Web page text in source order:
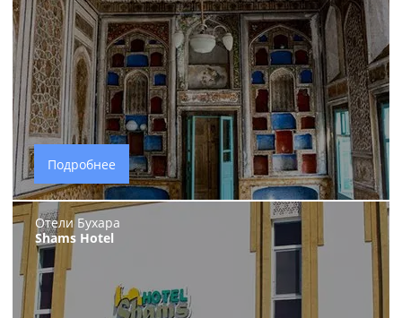
Подробнее
Отели Бухара
Shams Hotel